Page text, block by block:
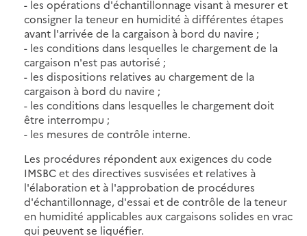
- les opérations d'échantillonnage visant à mesurer et
consigner la teneur en humidité à différentes étapes
avant l'arrivée de la cargaison à bord du navire ;
- les conditions dans lesquelles le chargement de la
cargaison n'est pas autorisé ;
- les dispositions relatives au chargement de la
cargaison à bord du navire ;
- les conditions dans lesquelles le chargement doit
être interrompu ;
- les mesures de contrôle interne.
Les procédures répondent aux exigences du code
IMSBC et des directives susvisées et relatives à
l'élaboration et à l'approbation de procédures
d'échantillonnage, d'essai et de contrôle de la teneur
en humidité applicables aux cargaisons solides en vrac
qui peuvent se liquéfier.